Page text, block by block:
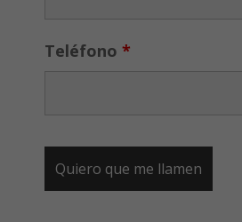
Teléfono *